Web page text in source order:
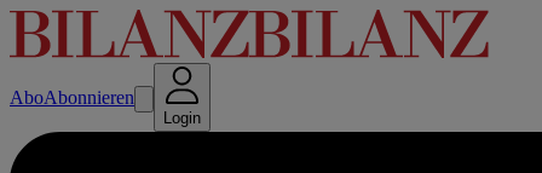
AboAbonnieren
Login